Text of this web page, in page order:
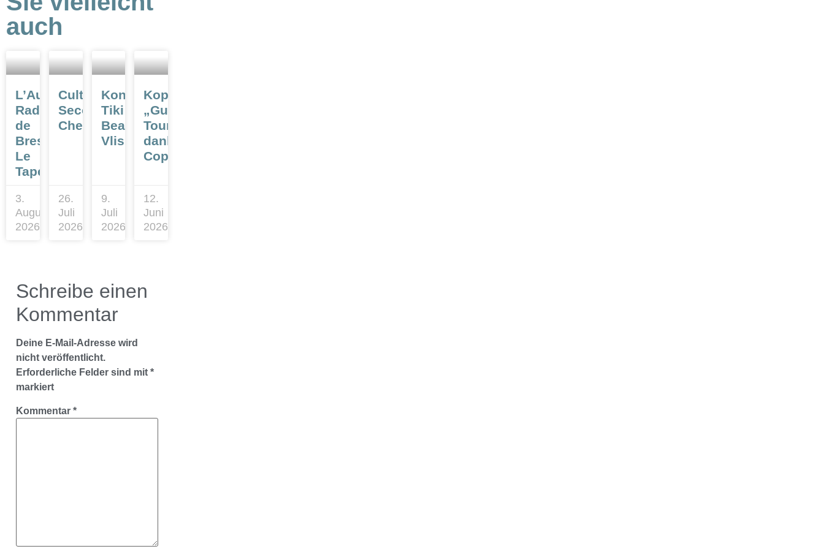
auch
L’Auberlac’h,
Rade
de
Brest:
Le
Tapecul
3.
August
2026
Culture
Seconde,
Cherbourg
26.
Juli
2026
Kon
Tiki
Beachclub,
Vlissingen
9.
Juli
2026
Kopenhagen:
„Guter”
Tourismus
dank
CopenPay
12.
Juni
2026
Schreibe einen
Kommentar
Deine E-Mail-Adresse wird
nicht veröffentlicht.
Erforderliche Felder sind mit *
markiert
Kommentar *